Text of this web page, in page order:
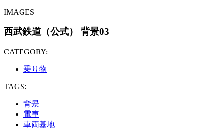
IMAGES
西武鉄道（公式） 背景03
CATEGORY:
乗り物
TAGS:
背景
電車
車両基地